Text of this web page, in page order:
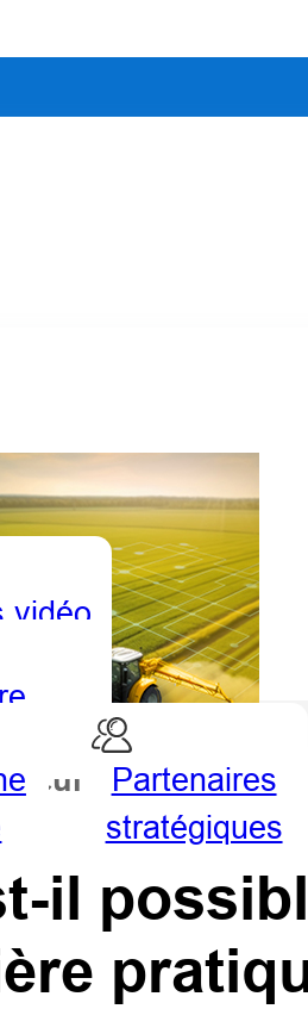
vidéo
Partenaires
stratégiques
il